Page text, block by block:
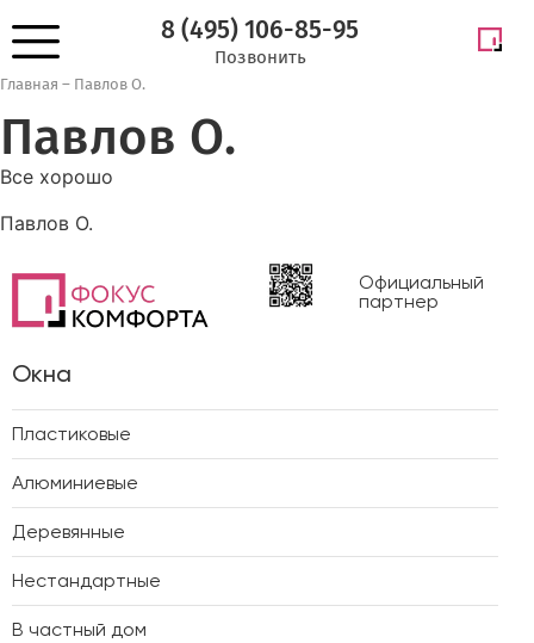
8 (495) 106-85-95
Позвонить
Главная – Павлов О.
Павлов О.
Все хорошо
Павлов О.
Официальный
партнер
Окна
Пластиковые
Алюминиевые
Деревянные
Нестандартные
В частный дом